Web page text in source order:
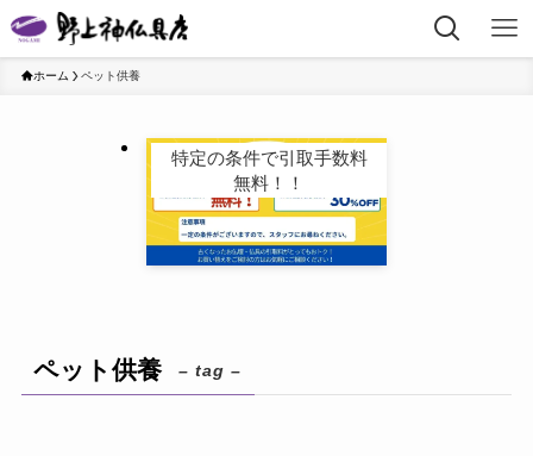
ホーム ペット供養
特定の条件で引取手数料
無料！！
ペット供養 – tag –